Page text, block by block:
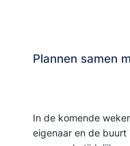
Plannen samen
In de komende
eigenaar en de